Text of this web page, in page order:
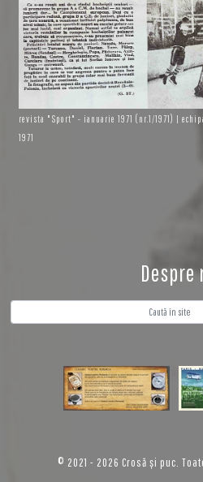
revista "Sport" - ianuarie 1971 (nr.1/1971) |
1971
Despre
© 2021 - 2026 Crosă și puc.